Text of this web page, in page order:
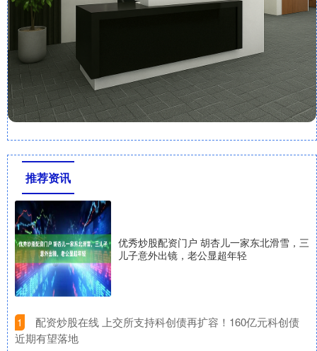
推荐资讯
优秀炒股配资门户 胡杏儿一家东北滑雪，三
儿子意外出镜，老公显超年轻
1
​配资炒股在线 上交所支持科创债再扩容！160亿元科创债
近期有望落地